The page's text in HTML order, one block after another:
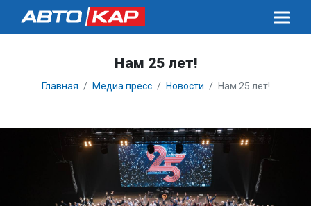
Нам 25 лет!
Главная Медиа пресс Новости Нам 25 лет!